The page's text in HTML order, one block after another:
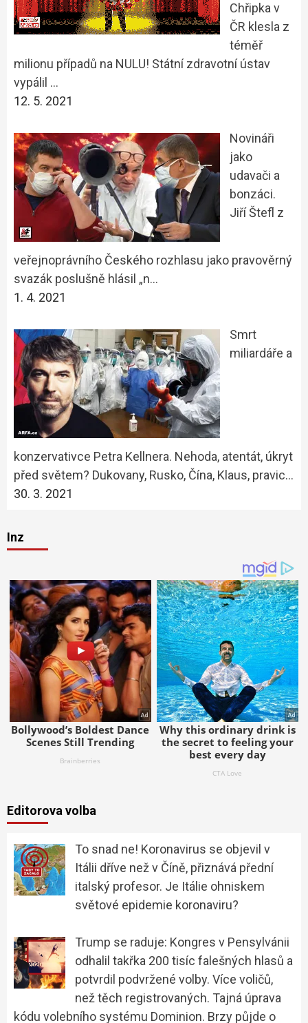
Chřipka v
ČR klesla z
téměř
milionu případů na NULU! Státní zdravotní ústav
vypálil …
12. 5. 2021
Novináři
jako
udavači a
bonzáci.
Jiří Štefl z
veřejnoprávního Českého rozhlasu jako pravověrný
svazák poslušně hlásil „n…
1. 4. 2021
Smrt
miliardáře a
konzervativce Petra Kellnera. Nehoda, atentát, úkryt
před světem? Dukovany, Rusko, Čína, Klaus, pravic…
30. 3. 2021
Inz
Editorova volba
To snad ne! Koronavirus se objevil v
Itálii dříve než v Číně, přiznává přední
italský profesor. Je Itálie ohniskem
světové epidemie koronaviru?
Trump se raduje: Kongres v Pensylvánii
odhalil takřka 200 tisíc falešných hlasů a
potvrdil podvržené volby. Více voličů,
než těch registrovaných. Tajná úprava
kódu volebního systému Dominion. Brzy půjde o